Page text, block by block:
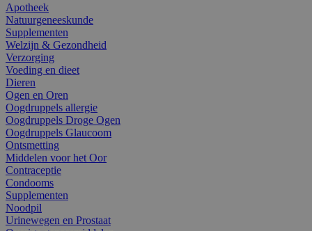
Apotheek
Natuurgeneeskunde
Supplementen
Welzijn & Gezondheid
Verzorging
Voeding en dieet
Dieren
Ogen en Oren
Oogdruppels allergie
Oogdruppels Droge Ogen
Oogdruppels Glaucoom
Ontsmetting
Middelen voor het Oor
Contraceptie
Condooms
Supplementen
Noodpil
Urinewegen en Prostaat